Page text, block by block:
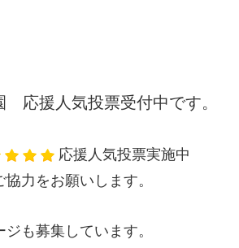
応援人気投票受付中です。
応援人気投票実施中
力をお願いします。
も募集しています。